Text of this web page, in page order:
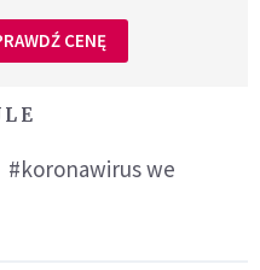
CENĘ
#koronawirus we